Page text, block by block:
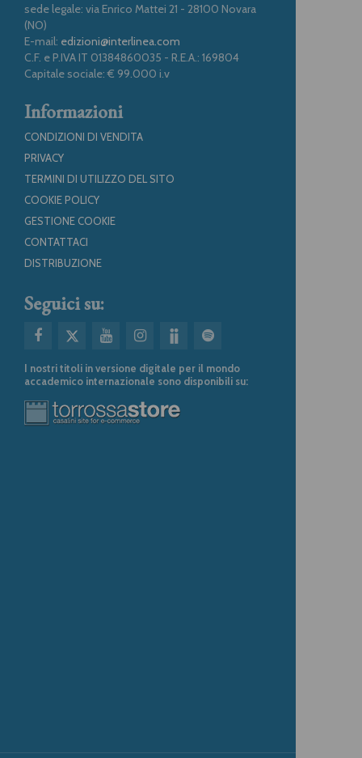
sede legale: via Enrico Mattei 21 - 28100 Novara
(NO)
E-mail: edizioni@interlinea.com
C.F. e P.IVA IT 01384860035 - R.E.A.: 169804
Capitale sociale: € 99.000 i.v
Informazioni
CONDIZIONI DI VENDITA
PRIVACY
TERMINI DI UTILIZZO DEL SITO
COOKIE POLICY
GESTIONE COOKIE
CONTATTACI
DISTRIBUZIONE
Seguici su:
I nostri titoli in versione digitale per il mondo
accademico internazionale sono disponibili su: